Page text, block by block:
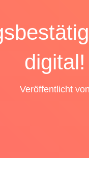
Veröffentlicht von